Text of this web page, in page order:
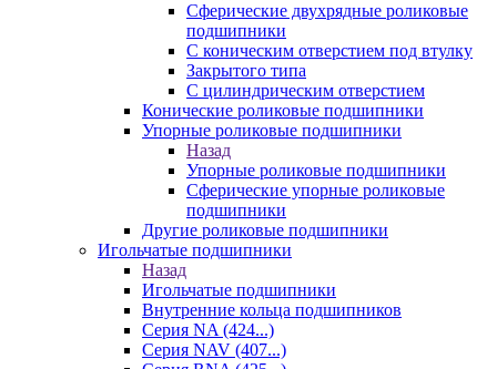
Сферические двухрядные роликовые
подшипники
С коническим отверстием под втулку
Закрытого типа
С цилиндрическим отверстием
Конические роликовые подшипники
Упорные роликовые подшипники
Назад
Упорные роликовые подшипники
Сферические упорные роликовые
подшипники
Другие роликовые подшипники
Игольчатые подшипники
Назад
Игольчатые подшипники
Внутренние кольца подшипников
Серия NA (424...)
Серия NAV (407...)